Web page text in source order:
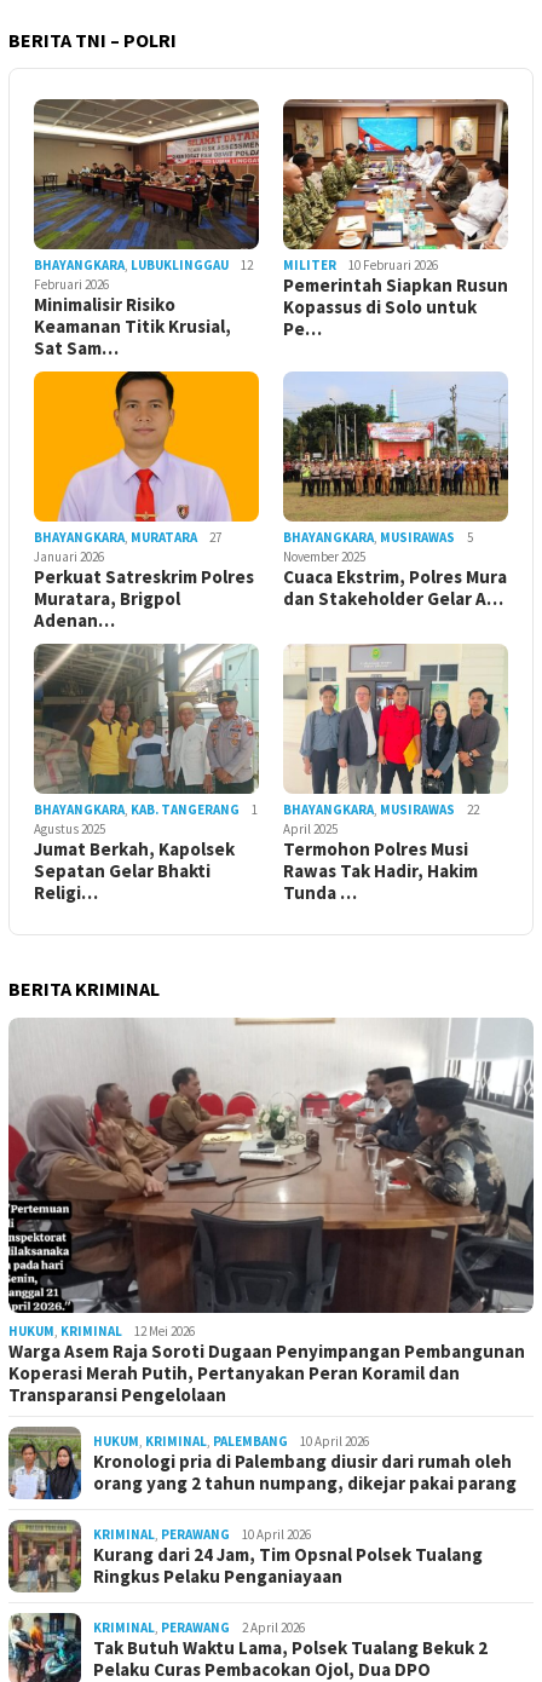
BERITA TNI – POLRI
BHAYANGKARA, LUBUKLINGGAU
12
Februari 2026
Minimalisir Risiko
Keamanan Titik Krusial,
Sat Sam…
MILITER 10 Februari 2026
Pemerintah Siapkan Rusun
Kopassus di Solo untuk
Pe…
BHAYANGKARA, MURATARA
27
Januari 2026
Perkuat Satreskrim Polres
Muratara, Brigpol
Adenan…
BHAYANGKARA, MUSIRAWAS
5
November 2025
Cuaca Ekstrim, Polres Mura
dan Stakeholder Gelar A…
BHAYANGKARA, KAB. TANGERANG
1
Agustus 2025
Jumat Berkah, Kapolsek
Sepatan Gelar Bhakti
Religi…
BHAYANGKARA, MUSIRAWAS
22
April 2025
Termohon Polres Musi
Rawas Tak Hadir, Hakim
Tunda …
BERITA KRIMINAL
HUKUM, KRIMINAL 12 Mei 2026
Warga Asem Raja Soroti Dugaan Penyimpangan Pembangunan
Koperasi Merah Putih, Pertanyakan Peran Koramil dan
Transparansi Pengelolaan
HUKUM, KRIMINAL, PALEMBANG 10 April 2026
Kronologi pria di Palembang diusir dari rumah oleh
orang yang 2 tahun numpang, dikejar pakai parang
KRIMINAL, PERAWANG 10 April 2026
Kurang dari 24 Jam, Tim Opsnal Polsek Tualang
Ringkus Pelaku Penganiayaan
KRIMINAL, PERAWANG 2 April 2026
Tak Butuh Waktu Lama, Polsek Tualang Bekuk 2
Pelaku Curas Pembacokan Ojol, Dua DPO